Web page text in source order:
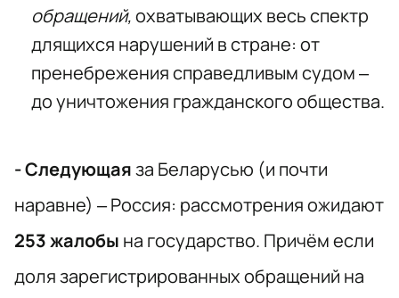
обращений,охватывающих весь спектр
длящихся нарушений в стране: от
пренебрежения справедливым судом –
до уничтожения гражданского общества.
- Следующаяза Беларусью (и почти
наравне) – Россия: рассмотрения ожидают
253 жалобы на государство. Причём если
доля зарегистрированных обращений на